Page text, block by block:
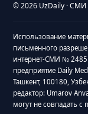
© 2026 UzDaily ·
Использование
письменного
интернет-СМИ №
предприятие Daily
Ташкент, 100180,
редактор: Umarov
могут не совпадать с